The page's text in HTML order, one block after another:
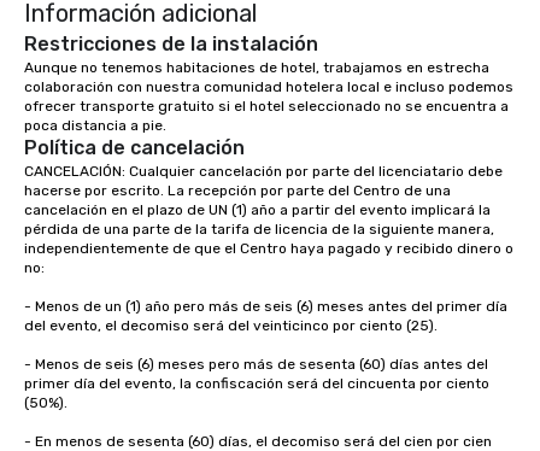
production process by listening to
your top objectives and goals and
then delivering on them. By utilizing
the most current trends in event
technology and our countless
resources in the industry, we will
bring the experience to life for your
event while staying within budget.
Some of our areas of expertise and
service include: o cmp event
design o light design o audio visual &
theater production o production
design & management o contract
management o team building events o
Información adicional
Restricciones de la instalación
Aunque no tenemos habitaciones de hotel, trabajamos en estrecha
colaboración con nuestra comunidad hotelera local e incluso podemos
ofrecer transporte gratuito si el hotel seleccionado no se encuentra a
poca distancia a pie.
Política de cancelación
CANCELACIÓN: Cualquier cancelación por parte del licenciatario debe
hacerse por escrito. La recepción por parte del Centro de una
cancelación en el plazo de UN (1) año a partir del evento implicará la
pérdida de una parte de la tarifa de licencia de la siguiente manera,
independientemente de que el Centro haya pagado y recibido dinero o
no:
- Menos de un (1) año pero más de seis (6) meses antes del primer día
del evento, el decomiso será del veinticinco por ciento (25).
- Menos de seis (6) meses pero más de sesenta (60) días antes del
primer día del evento, la confiscación será del cincuenta por ciento
(50%).
- En menos de sesenta (60) días, el decomiso será del cien por cien